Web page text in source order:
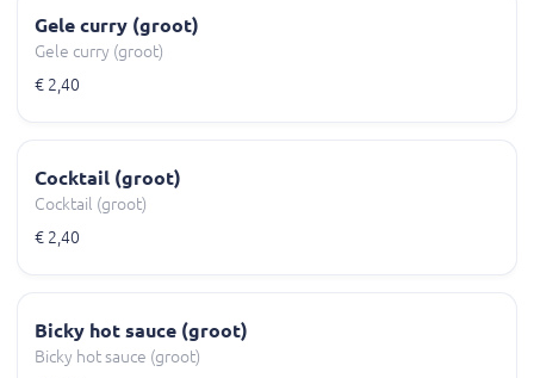
Gele curry (groot)
Gele curry (groot)
€ 2,40
Cocktail (groot)
Cocktail (groot)
€ 2,40
Bicky hot sauce (groot)
Bicky hot sauce (groot)